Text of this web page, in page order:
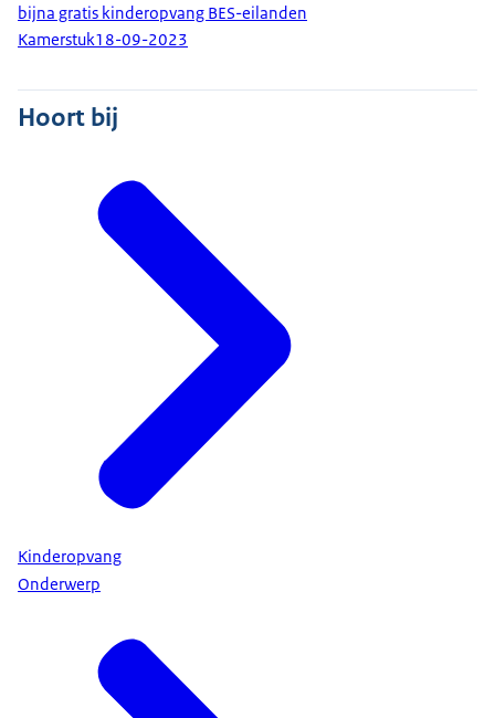
bijna gratis kinderopvang BES-eilanden
Kamerstuk18-09-2023
Hoort bij
Kinderopvang
Onderwerp